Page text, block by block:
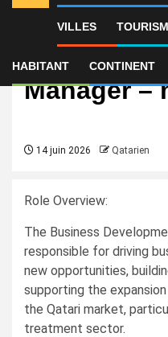
VILLES
HABITANT CONTINENT
Business
Manager –
14 juin 2026 Qatarien
Role Overview:
The Business
responsible for driving
new opportunities,
supporting the
the Qatari market,
treatment sector.